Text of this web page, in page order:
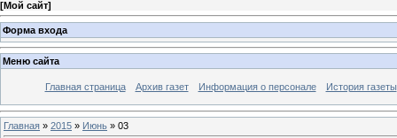
[Мой сайт]
Форма входа
Меню сайта
Главная страница Архив газет Информация о персонале История газеты
Главная » 2015 » Июнь » 03